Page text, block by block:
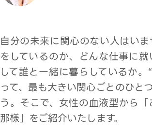
自分の未来に関心のない人はい
をしているのか、どんな仕事に
して誰と一緒に暮らしているか
って、最も大きい関心ごとのひと
う。そこで、女性の血液型から
那様」をご紹介いたします。